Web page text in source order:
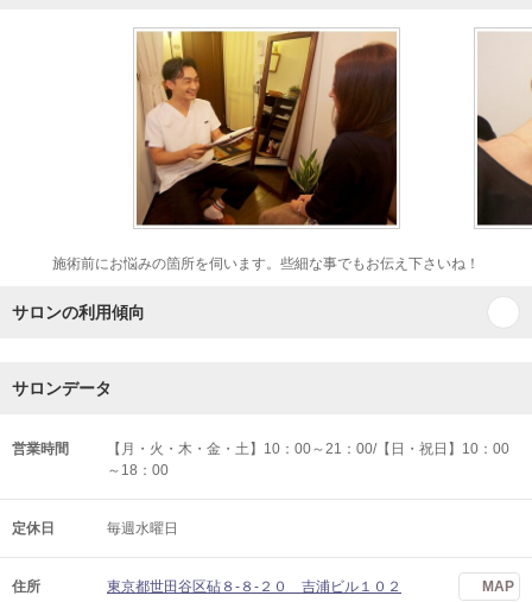
施術前にお悩みの箇所を伺います。些細な事でもお伝え下さいね！
サロンの利用傾向
サロンデータ
営業時間
【月・火・木・金・土】10：00～21：00/【日・祝日】10：00
～18：00
定休日 毎週水曜日
住所 東京都世田谷区砧８-８-２０ 吉浦ビル１０２ MAP